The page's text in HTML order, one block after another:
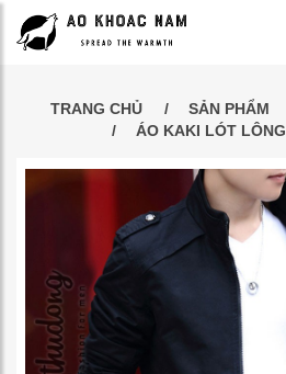
TRANG CHỦ SẢN PHẨM
ÁO KAKI LÓT LÔNG